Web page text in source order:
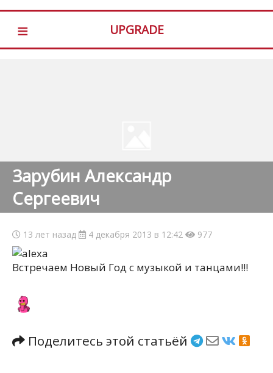
≡ UPGRADE
Зарубин Александр
Сергеевич
13 лет назад 4 декабря 2013 в 12:42 977
Встречаем Новый Год с музыкой и танцами!!!
Поделитесь этой статьёй